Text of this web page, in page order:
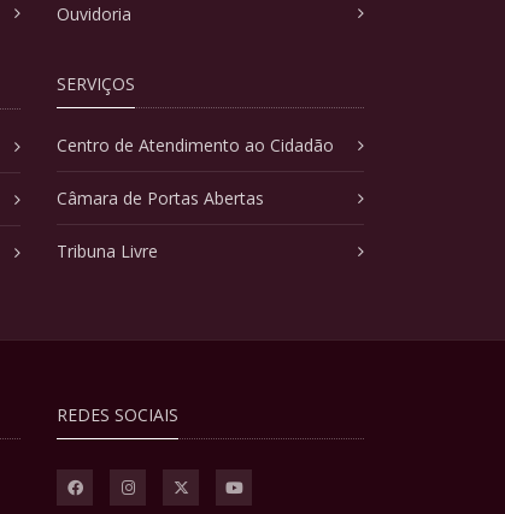
Ouvidoria
SERVIÇOS
Centro de Atendimento ao Cidadão
Câmara de Portas Abertas
Tribuna Livre
REDES SOCIAIS